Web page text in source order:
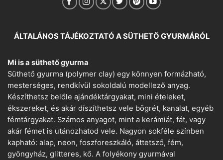
ÁLTALÁNOS TÁJÉKOZTATÓ A SÜTHETŐ GYURMÁRÓL
Mi is a süthető gyurma
Süthető gyurma (polymer clay) egy könnyen formázható,
mesterséges, rendkívül sokoldalú modellező anyag.
Készíthetsz belőle ajándéktárgyakat, mini ételeket,
ékszereket, és akár díszíthetsz vele bögrét, kanalat, egyéb
fémtárgyakat. Számos anyagot, mint a kerámiát, fát, vagy
akár fémet is utánozhatod vele. Nagyon sokféle színben
kapható: alap, neon, foszforeszkáló, áttetsző, fém,
gyöngyház, glitteres, kő. A folyékony gyurmával